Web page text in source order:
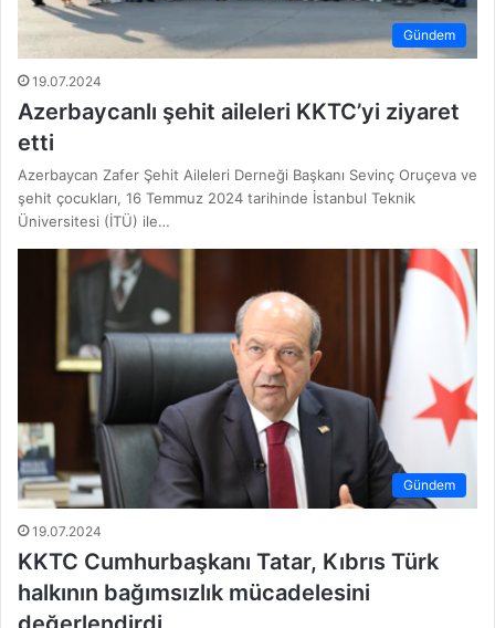
Gündem
19.07.2024
Azerbaycanlı şehit aileleri KKTC’yi ziyaret
etti
Azerbaycan Zafer Şehit Aileleri Derneği Başkanı Sevinç Oruçeva ve
şehit çocukları, 16 Temmuz 2024 tarihinde İstanbul Teknik
Üniversitesi (İTÜ) ile…
Gündem
19.07.2024
KKTC Cumhurbaşkanı Tatar, Kıbrıs Türk
halkının bağımsızlık mücadelesini